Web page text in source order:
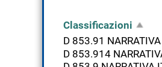
Classificazioni